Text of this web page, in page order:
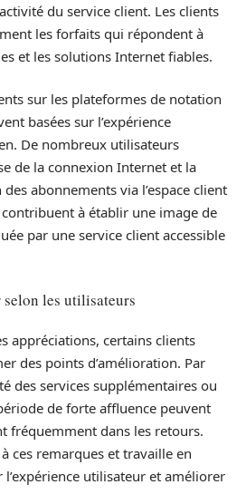
du service client. Les clients
les forfaits qui répondent à
et les solutions Internet fiables.
sur les plateformes de notation
basées sur l’expérience
De nombreux utilisateurs
de la connexion Internet et la
abonnements via l’espace client
à établir une image de
par une service client accessible
les utilisateurs
appréciations, certains clients
des points d’amélioration. Par
des services supplémentaires ou
de forte affluence peuvent
fréquemment dans les retours.
ces remarques et travaille en
utilisateur et améliorer